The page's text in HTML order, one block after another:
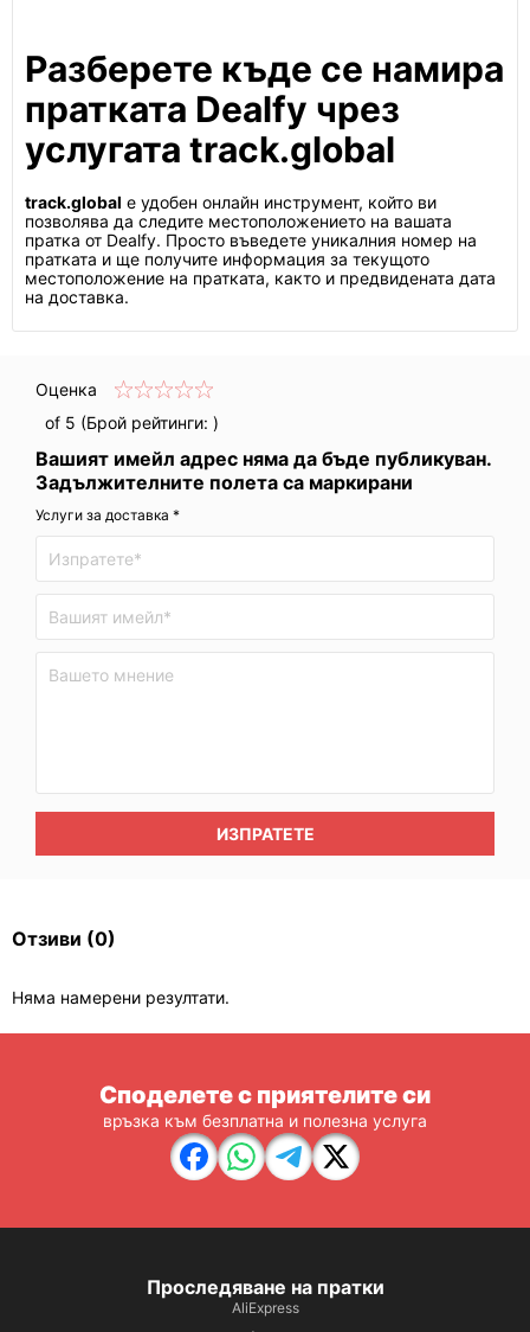
Разберете къде се намира
пратката Dealfy чрез
услугата track.global
track.global е удобен онлайн инструмент, който ви
позволява да следите местоположението на вашата
пратка от Dealfy. Просто въведете уникалния номер на
пратката и ще получите информация за текущото
местоположение на пратката, както и предвидената дата
на доставка.
Оценка
of 5 (Брой рейтинги: )
Вашият имейл адрес няма да бъде публикуван.
Задължителните полета са маркирани
Услуги за доставка *
ИЗПРАТЕТЕ
Отзиви (0)
Няма намерени резултати.
Споделете с приятелите си
връзка към безплатна и полезна услуга
Проследяване на пратки
AliExpress